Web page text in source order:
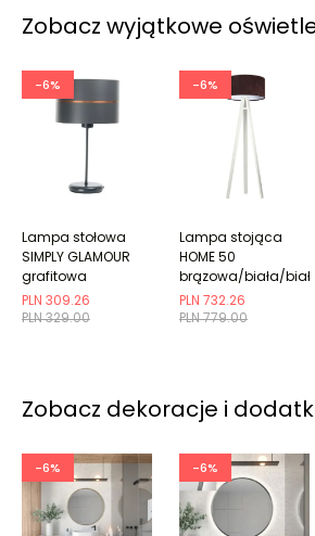
Zobacz wyjątkowe
-6%
PLN 329.00
PLN 309.26
Lampa stołowa
SIMPLY GLAMOUR
grafitowa
-6%
PLN 779.00
PLN 732.26
Lampa stojąca
HOME 50
brązowa/biała/biała
Zobacz dekoracje i
-6% -6%